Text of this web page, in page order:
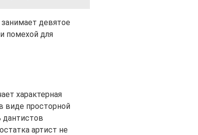
девятое
помехой для
характерная
виде просторной
артист не